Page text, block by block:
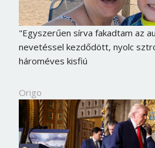
"Egyszerűen sírva fakadtam az
nevetéssel kezdődött, nyolc
hároméves kisfiú
Origo